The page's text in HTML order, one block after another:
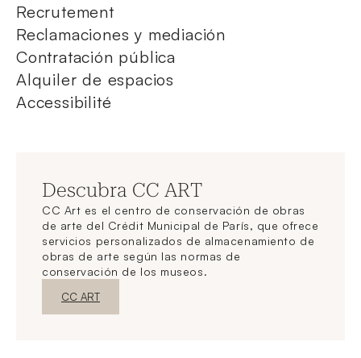
Recrutement
Reclamaciones y mediación
Contratación pública
Alquiler de espacios
Accessibilité
Descubra CC ART
CC Art es el centro de conservación de obras
de arte del Crédit Municipal de París, que ofrece
servicios personalizados de almacenamiento de
obras de arte según las normas de
conservación de los museos.
Nueva ventanaDescubrir
CC ART